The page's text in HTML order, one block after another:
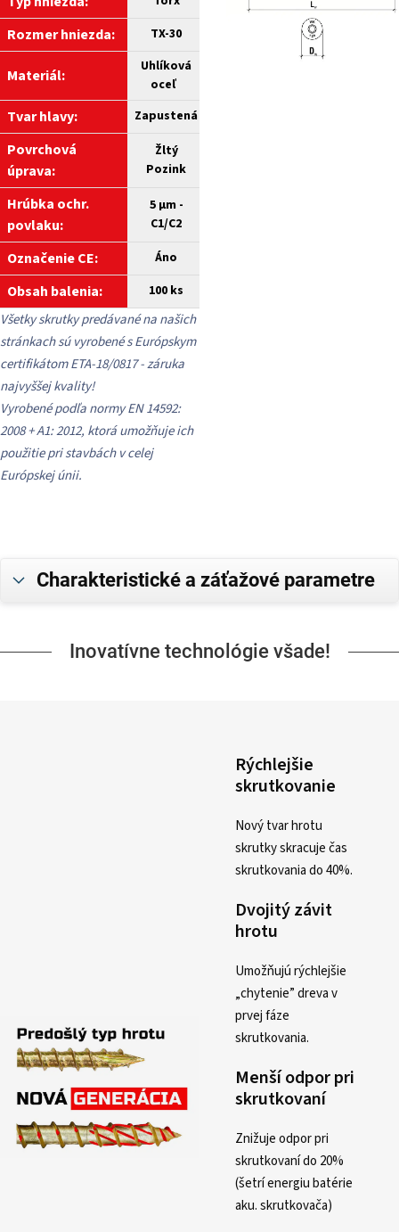
Rozmer hniezda: TX-30
Materiál:
Uhlíková
oceľ
Tvar hlavy: Zapustená
Povrchová
úprava:
Žltý
Pozink
Hrúbka ochr.
povlaku:
5 µm -
C1/C2
Označenie CE: Áno
Obsah balenia: 100 ks
Všetky skrutky predávané na našich
stránkach sú vyrobené s Európskym
certifikátom ETA-18/0817 - záruka
najvyššej kvality!
Vyrobené podľa normy EN 14592:
2008 + A1: 2012, ktorá umožňuje ich
použitie pri stavbách v celej
Európskej únii.
Charakteristické a záťažové parametre
Inovatívne technológie všade!
Rýchlejšie
skrutkovanie
Nový tvar hrotu
skrutky skracuje čas
skrutkovania do 40%.
Dvojitý závit
hrotu
Umožňujú rýchlejšie
„chytenie” dreva v
prvej fáze
skrutkovania.
Menší odpor pri
skrutkovaní
Znižuje odpor pri
skrutkovaní do 20%
(šetrí energiu batérie
aku. skrutkovača)